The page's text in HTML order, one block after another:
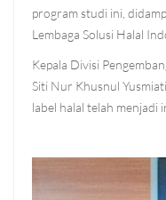
program studi ini,
Lembaga Solusi Halal
Kepala Divisi
Siti Nur Khusnul
label halal telah menjadi